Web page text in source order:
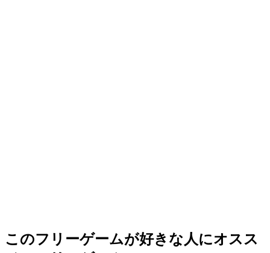
このフリーゲームが好きな人にオスス